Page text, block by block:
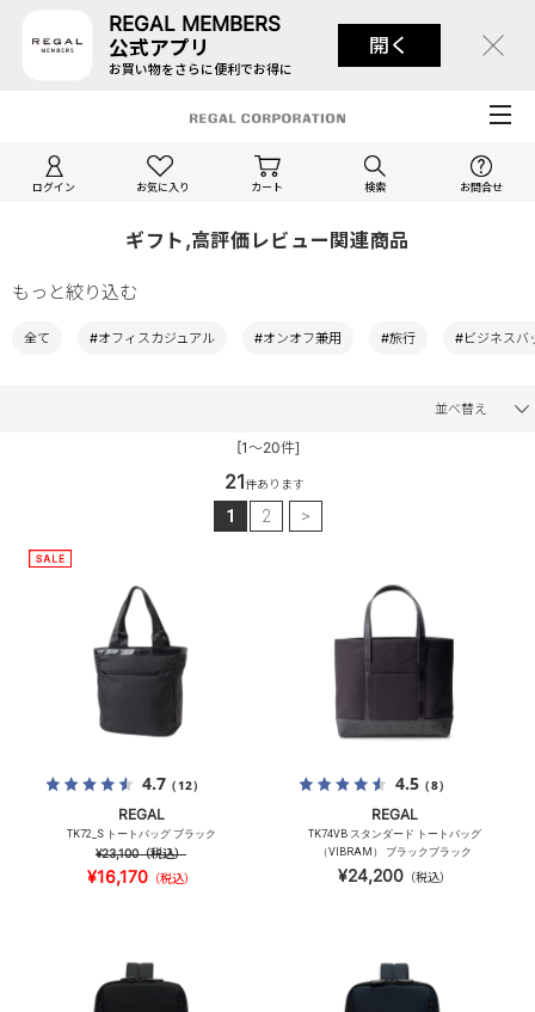
REGAL MEMBERS
公式アプリ
お買い物をさらに便利でお得に
開く
ログイン お気に入り カート 検索 お問合せ
ギフト,高評価レビュー関連商品
もっと絞り込む
全て #オフィスカジュアル #オンオフ兼用 #旅行 #ビジネスバ
並べ替え
[1～20件]
21件あります
1 2 >
4.7（12）
REGAL
TK72_S トートバッグ ブラック
¥23,100（税込）
¥16,170（税込）
4.5（8）
REGAL
TK74VB スタンダード トートバッグ
（VIBRAM） ブラックブラック
¥24,200（税込）